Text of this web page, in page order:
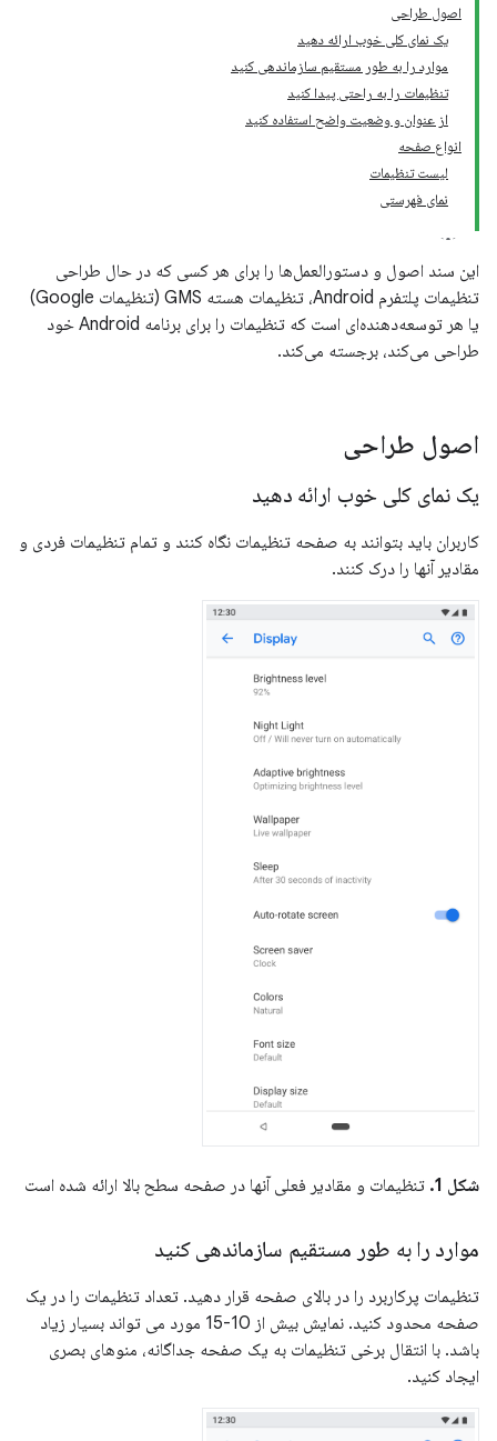
اصول طراحی
یک نمای کلی خوب ارائه دهید
موارد را به طور مستقیم سازماندهی کنید
تنظیمات را به راحتی پیدا کنید
از عنوان و وضعیت واضح استفاده کنید
انواع صفحه
لیست تنظیمات
نمای فهرستی
این سند اصول و دستورالعمل‌ها را برای هر کسی که در حال طراحی
تنظیمات پلتفرم Android، تنظیمات هسته GMS (تنظیمات Google)
یا هر توسعه‌دهنده‌ای است که تنظیمات را برای برنامه Android خود
طراحی می‌کند، برجسته می‌کند.
اصول طراحی
یک نمای کلی خوب ارائه دهید
کاربران باید بتوانند به صفحه تنظیمات نگاه کنند و تمام تنظیمات فردی و
مقادیر آنها را درک کنند.
شکل 1. تنظیمات و مقادیر فعلی آنها در صفحه سطح بالا ارائه شده است
موارد را به طور مستقیم سازماندهی کنید
تنظیمات پرکاربرد را در بالای صفحه قرار دهید. تعداد تنظیمات را در یک
صفحه محدود کنید. نمایش بیش از 10-15 مورد می تواند بسیار زیاد
باشد. با انتقال برخی تنظیمات به یک صفحه جداگانه، منوهای بصری
ایجاد کنید.